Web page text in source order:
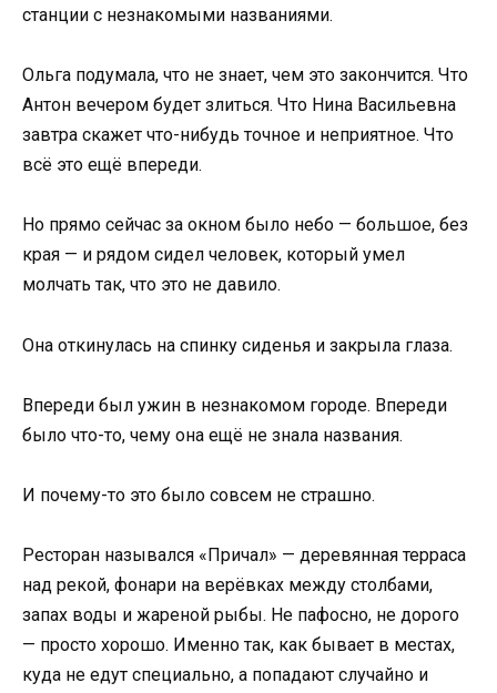
станции с незнакомыми названиями.
Ольга подумала, что не знает, чем это закончится. Что
Антон вечером будет злиться. Что Нина Васильевна
завтра скажет что-нибудь точное и неприятное. Что
всё это ещё впереди.
Но прямо сейчас за окном было небо — большое, без
края — и рядом сидел человек, который умел
молчать так, что это не давило.
Она откинулась на спинку сиденья и закрыла глаза.
Впереди был ужин в незнакомом городе. Впереди
было что-то, чему она ещё не знала названия.
И почему-то это было совсем не страшно.
Ресторан назывался «Причал» — деревянная терраса
над рекой, фонари на верёвках между столбами,
запах воды и жареной рыбы. Не пафосно, не дорого
— просто хорошо. Именно так, как бывает в местах,
куда не едут специально, а попадают случайно и